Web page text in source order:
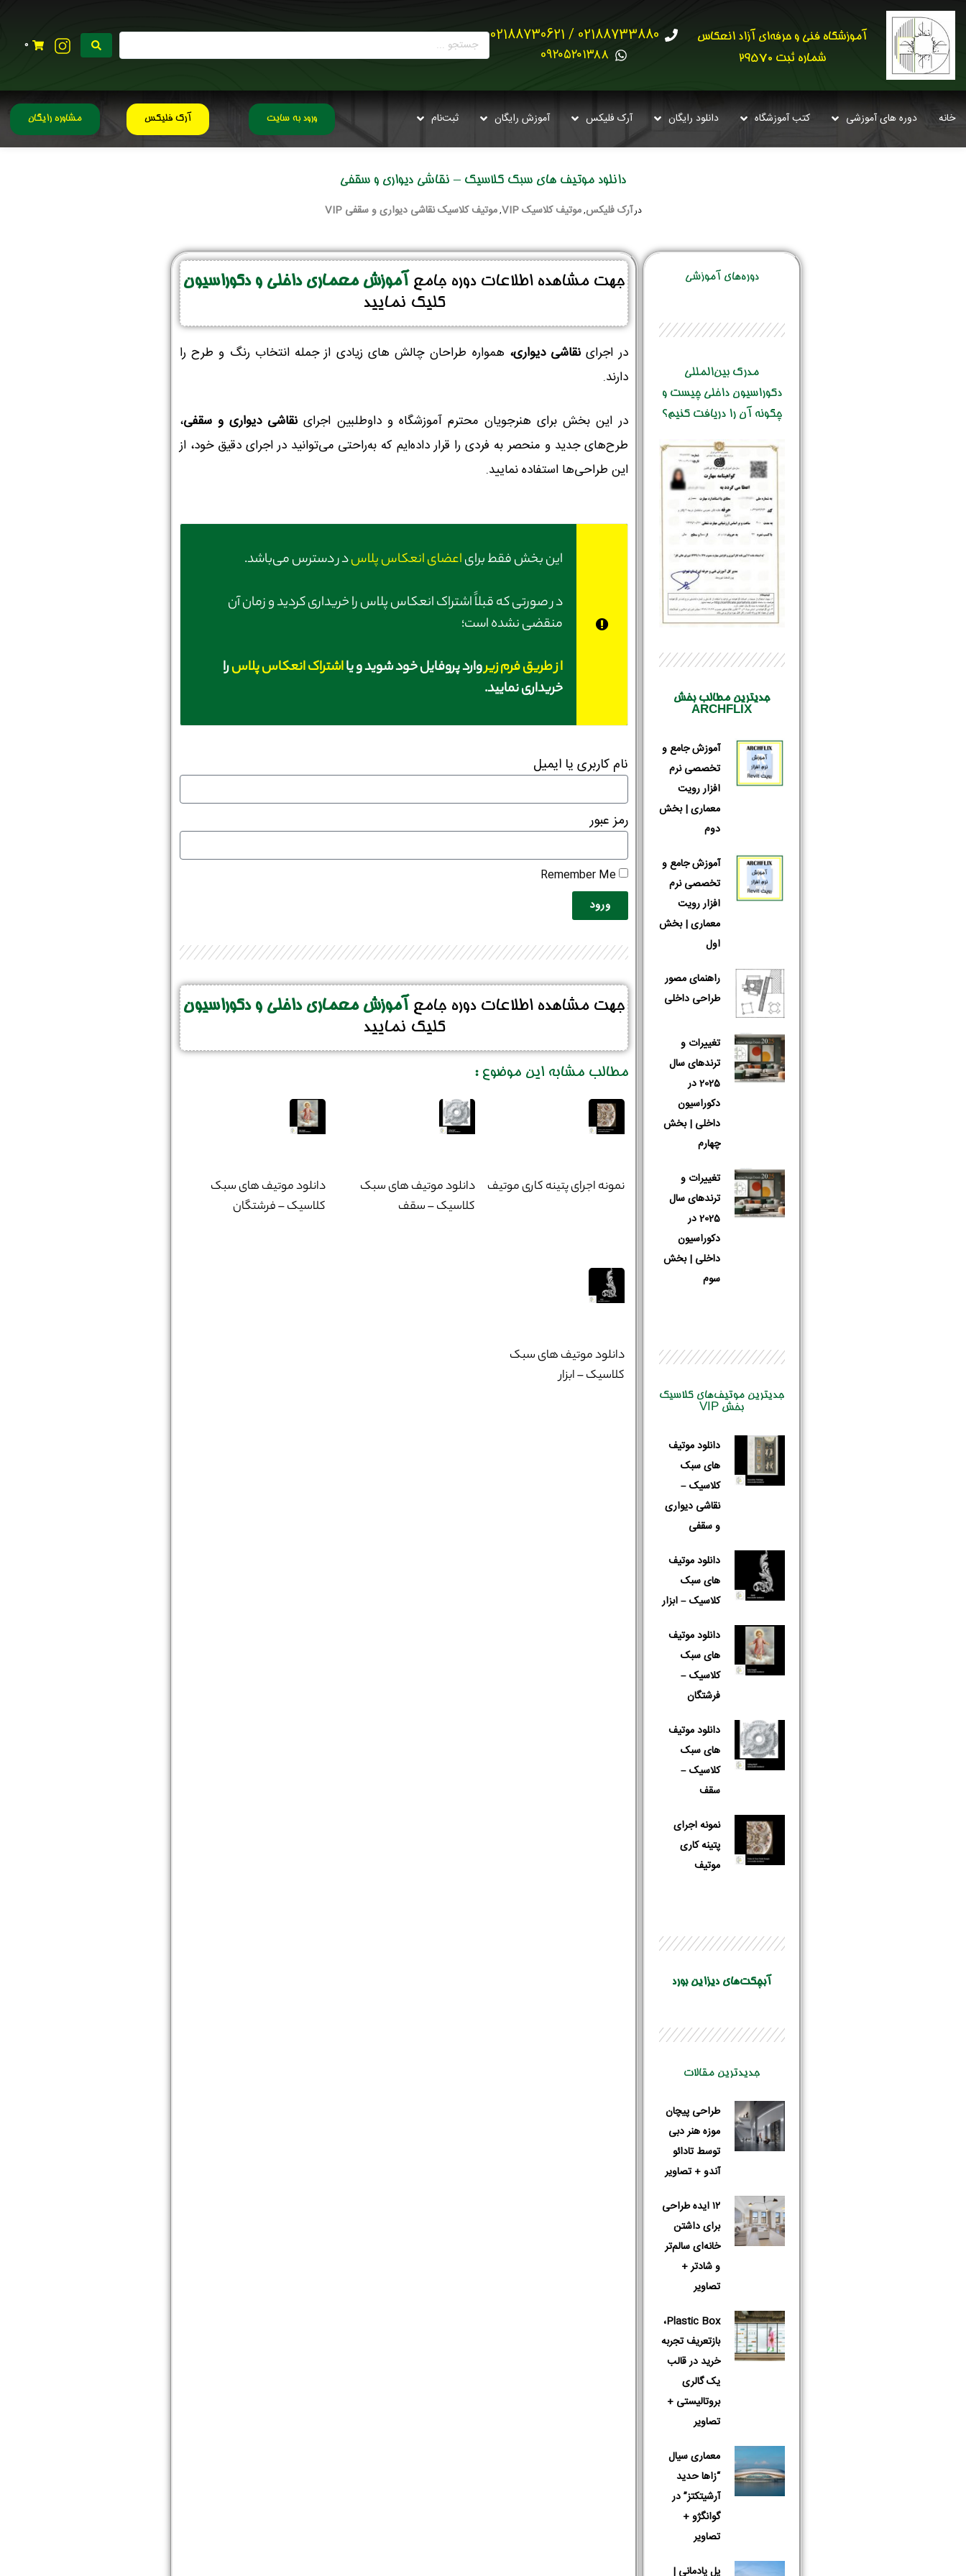
آموزشگاه فنی و حرفه‌ای آزاد انعکاس
شماره ثبت 29570
02188733880 / 02188730621
0۹۲۰۵۲۰۱۳۸۸
0
خانه دوره های آموزشی کتب آموزشگاه دانلود رایگان آرک فلیکس آموزش رایگان ثبت‌نام ورود به سایت آرک فلیکس مشاوره رایگان
دانلود موتیف های سبک کلاسیک – نقاشی دیواری و سقفی
درآرک فلیکس,موتیف کلاسیک VIP ,موتیف کلاسیک نقاشی دیواری و سقفی VIP
دوره‌‌های آموزشی
مدرک بین‌المللی
دکوراسیون داخلی چیست و
چگونه آن را دریافت کنیم؟
جدیترین مطالب بخش
ARCHFLIX
آموزش جامع و
تخصصی نرم
افزار رویت
معماری | بخش
دوم
آموزش جامع و
تخصصی نرم
افزار رویت
معماری | بخش
اول
راهنمای مصور
طراحی داخلی
تغییرات و
ترندهای سال
2025 در
دکوراسیون
داخلی | بخش
چهارم
تغییرات و
ترندهای سال
2025 در
دکوراسیون
داخلی | بخش
سوم
جدیترین موتیف‌های کلاسیک
بخش VIP
دانلود موتیف
های سبک
کلاسیک –
نقاشی دیواری
و سقفی
دانلود موتیف
های سبک
کلاسیک – ابزار
دانلود موتیف
های سبک
کلاسیک –
فرشتگان
دانلود موتیف
های سبک
کلاسیک –
سقف
نمونه اجرای
پتینه کاری
موتیف
آبچکت‌های دیزاین بورد
جدیدترین مقالات
طراحی پیچان
موزه هنر دبی
توسط تادائو
آندو + تصاویر
۱۲ ایده طراحی
برای داشتن
خانه‌ای سالم‌تر
و شادتر +
تصاویر
Plastic Box،
بازتعریف تجربه
خرید در قالب
یک گالری
بروتالیستی +
تصاویر
معماری سیال
“زاها حدید
آرشیتکتز” در
گوانگژو +
تصاویر
پل یادمانی |
جهت مشاهده اطلاعات دوره جامع آموزش معماری داخلی و دکوراسیون
کلیک نمایید
در اجرای نقاشی دیواری، همواره طراحان چالش های زیادی از جمله انتخاب رنگ و طرح را
دارند.
در این بخش برای هنرجویان محترم آموزشگاه و داوطلبین اجرای نقاشی دیواری و سقفی،
طرح‌های جدید و منحصر به فردی را قرار داده‌ایم که به‌راحتی می‌توانید در اجرای دقیق خود، از
این طراحی‌ها استفاده نمایید.
این بخش فقط برایاعضای انعکاس پلاسدر دسترس می‌باشد.
در صورتی‌ که قبلاً اشتراک انعکاس پلاس را خریداری کردید و زمان آن
منقضی نشده است؛
از طریق فرم زیروارد پروفایل خود شوید و یااشتراک انعکاس پلاسرا
خریداری نمایید.
نام کاربری یا ایمیل
رمز عبور
ورود
جهت مشاهده اطلاعات دوره جامع آموزش معماری داخلی و دکوراسیون
کلیک نمایید
مطالب مشابه این موضوع :
نمونه اجرای پتینه کاری موتیف
دانلود موتیف های سبک
کلاسیک – سقف
دانلود موتیف های سبک
کلاسیک – فرشتگان
دانلود موتیف های سبک
کلاسیک – ابزار
نام و نام خانوادگی :